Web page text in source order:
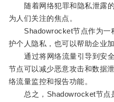
随着网络犯罪和隐私泄露的
为人们关注的焦点。
Shadowrocket节点作为一
护个人隐私，也可以帮助企业
通过将网络流量引导到安全
节点可以减少恶意攻击和数据
络流量监控和报告功能。
总之，Shadowrocket节点